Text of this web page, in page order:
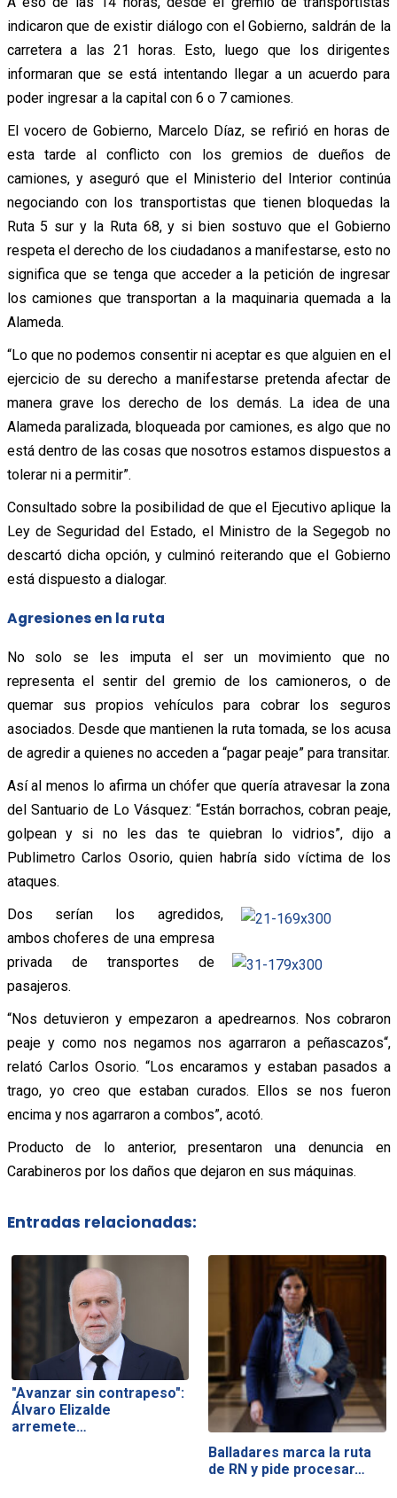
indicaron que de existir diálogo con el Gobierno, saldrán de la
carretera a las 21 horas. Esto, luego que los dirigentes
informaran que se está intentando llegar a un acuerdo para
poder ingresar a la capital con 6 o 7 camiones.
El vocero de Gobierno, Marcelo Díaz, se refirió en horas de
esta tarde al conflicto con los gremios de dueños de
camiones, y aseguró que el Ministerio del Interior continúa
negociando con los transportistas que tienen bloquedas la
Ruta 5 sur y la Ruta 68, y si bien sostuvo que el Gobierno
respeta el derecho de los ciudadanos a manifestarse, esto no
significa que se tenga que acceder a la petición de ingresar
los camiones que transportan a la maquinaria quemada a la
Alameda.
“Lo que no podemos consentir ni aceptar es que alguien en el
ejercicio de su derecho a manifestarse pretenda afectar de
manera grave los derecho de los demás. La idea de una
Alameda paralizada, bloqueada por camiones, es algo que no
está dentro de las cosas que nosotros estamos dispuestos a
tolerar ni a permitir”.
Consultado sobre la posibilidad de que el Ejecutivo aplique la
Ley de Seguridad del Estado, el Ministro de la Segegob no
descartó dicha opción, y culminó reiterando que el Gobierno
está dispuesto a dialogar.
Agresiones en la ruta
No solo se les imputa el ser un movimiento que no
representa el sentir del gremio de los camioneros, o de
quemar sus propios vehículos para cobrar los seguros
asociados. Desde que mantienen la ruta tomada, se los acusa
de agredir a quienes no acceden a “pagar peaje” para transitar.
Así al menos lo afirma un chófer que quería atravesar la zona
del Santuario de Lo Vásquez: “Están borrachos, cobran peaje,
golpean y si no les das te quiebran lo vidrios”, dijo a
Publimetro Carlos Osorio, quien habría sido víctima de los
ataques.
Dos serían los agredidos,
ambos choferes de una empresa
privada de transportes de
pasajeros.
“Nos detuvieron y empezaron a apedrearnos. Nos cobraron
peaje y como nos negamos nos agarraron a peñascazos“,
relató Carlos Osorio. “Los encaramos y estaban pasados a
trago, yo creo que estaban curados. Ellos se nos fueron
encima y nos agarraron a combos”, acotó.
Producto de lo anterior, presentaron una denuncia en
Carabineros por los daños que dejaron en sus máquinas.
Entradas relacionadas:
"Avanzar sin contrapeso":
Álvaro Elizalde
arremete…
Balladares marca la ruta
de RN y pide procesar…